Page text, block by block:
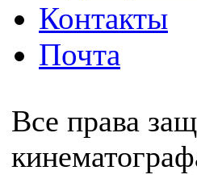
Контакты
Почта
Все права